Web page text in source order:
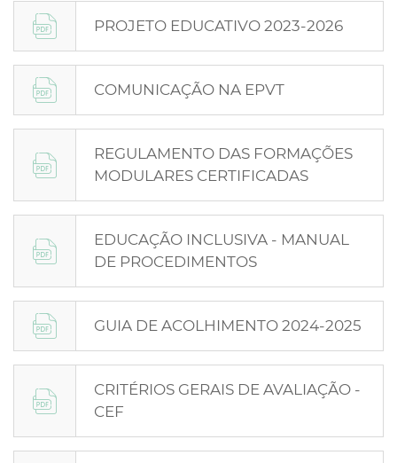
PROJETO EDUCATIVO 2023-2026
COMUNICAÇÃO NA EPVT
REGULAMENTO DAS FORMAÇÕES
MODULARES CERTIFICADAS
EDUCAÇÃO INCLUSIVA - MANUAL
DE PROCEDIMENTOS
GUIA DE ACOLHIMENTO 2024-2025
CRITÉRIOS GERAIS DE AVALIAÇÃO -
CEF